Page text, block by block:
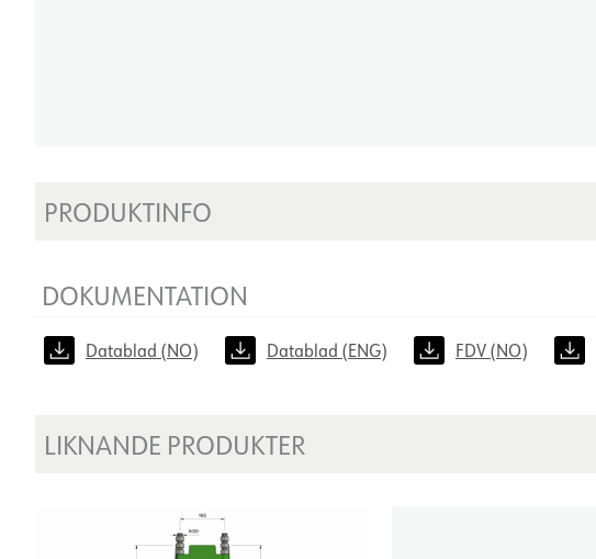
PRODUKTINFO
DOKUMENTATION
Datablad (NO) Datablad (ENG) FDV (NO)
LIKNANDE PRODUKTER